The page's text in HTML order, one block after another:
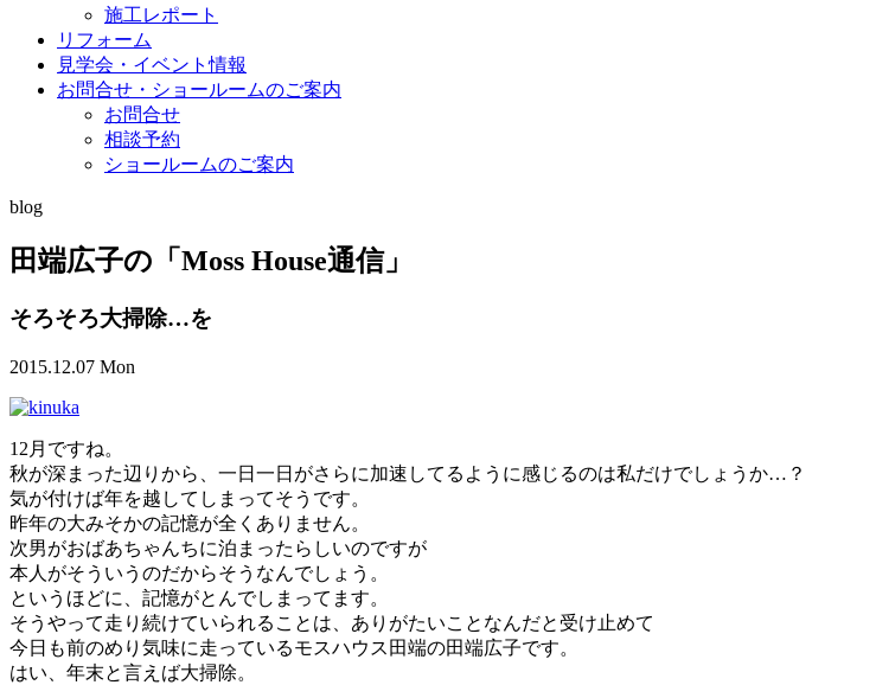
施工レポート
リフォーム
見学会・イベント情報
お問合せ・ショールームのご案内
お問合せ
相談予約
ショールームのご案内
blog
田端広子の「Moss House通信」
そろそろ大掃除…を
2015.12.07 Mon
12月ですね。
秋が深まった辺りから、一日一日がさらに加速してるように感じるのは私だけでしょうか…？
気が付けば年を越してしまってそうです。
昨年の大みそかの記憶が全くありません。
次男がおばあちゃんちに泊まったらしいのですが
本人がそういうのだからそうなんでしょう。
というほどに、記憶がとんでしまってます。
そうやって走り続けていられることは、ありがたいことなんだと受け止めて
今日も前のめり気味に走っているモスハウス田端の田端広子です。
はい、年末と言えば大掃除。